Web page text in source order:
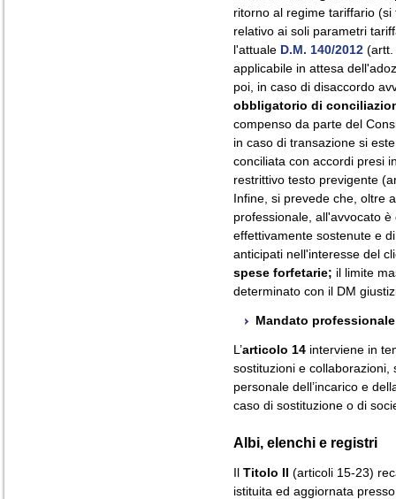
ritorno al regime tariffario
relativo ai soli parametri
l'attuale D.M. 140/2012 (artt.
applicabile in attesa
poi, in caso di disaccordo
obbligatorio di
compenso da parte del
in caso di transazione si
conciliata con accordi presi
restrittivo testo previgente
Infine, si prevede che, oltre
professionale, all'avvocato
effettivamente sostenute e
anticipati nell'interesse del
spese forfetarie; il limite
determinato con il DM
Mandato professionale
L’articolo 14 interviene in
sostituzioni e
personale dell’incarico e
caso di sostituzione o di
Albi, elenchi e registri
Il Titolo II (articoli 15-23)
istituita ed aggiornata